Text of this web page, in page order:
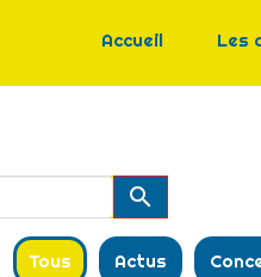
Accueil Les
search
Tous Actus